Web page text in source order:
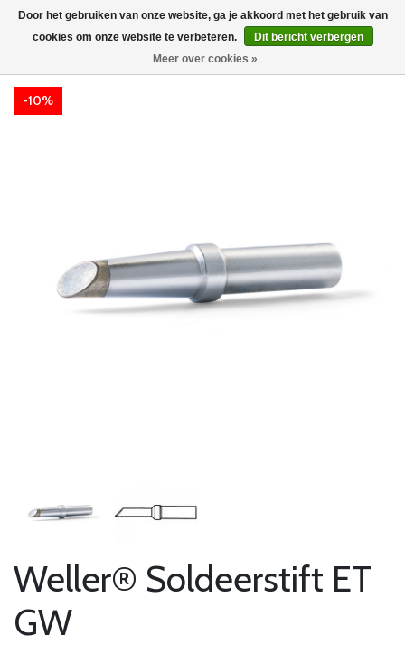
-10%
-10%
Weller® Soldeerstift ET
GW
Door het gebruiken van onze website, ga je akkoord met het gebruik van
cookies om onze website te verbeteren.
Dit bericht verbergen
Meer over cookies »